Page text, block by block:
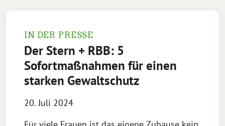
IN DER PRESSE
Der Stern + RBB: 5
Sofortmaßnahmen für einen
starken Gewaltschutz
20. Juli 2024